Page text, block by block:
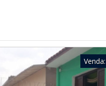
Venda: